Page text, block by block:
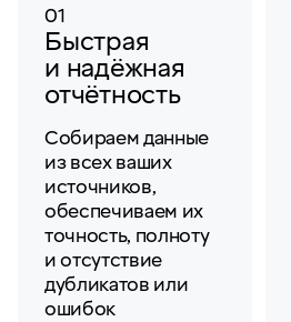
01
Быстрая
и надёжная
отчётность
Собираем данные
из всех ваших
источников,
обеспечиваем их
точность, полноту
и отсутствие
дубликатов или
ошибок